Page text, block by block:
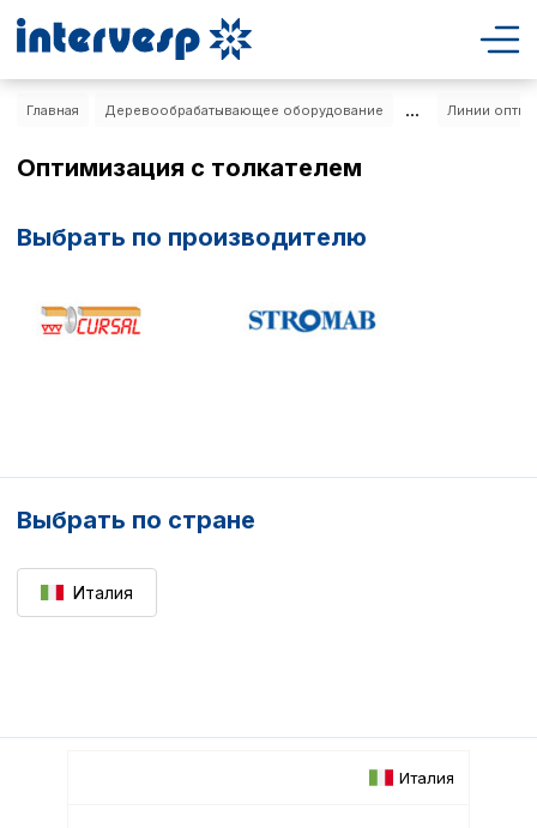
Главная Деревообрабатывающее оборудование ... Линии
Оптимизация с толкателем
Выбрать по производителю
Выбрать по стране
Италия
Италия